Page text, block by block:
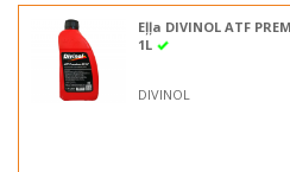
Eļļa DIVINOL ATF
1L
DIVINOL